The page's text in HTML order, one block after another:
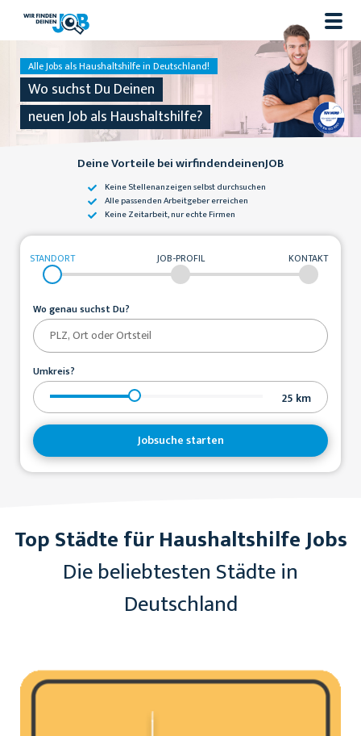
Alle Jobs als Haushaltshilfe in Deutschland!
Wo suchst Du Deinen
neuen Job als Haushaltshilfe?
Deine Vorteile bei wirfindendeinenJOB
Keine Stellenanzeigenselbst durchsuchen
Alle passendenArbeitgeber erreichen
Keine Zeitarbeit,nur echte Firmen
STANDORT JOB-PROFIL KONTAKT
Wo genau suchst Du?
Umkreis?
25 km
Jobsuche starten
Top Städte für Haushaltshilfe Jobs
Die beliebtesten Städte in
Deutschland